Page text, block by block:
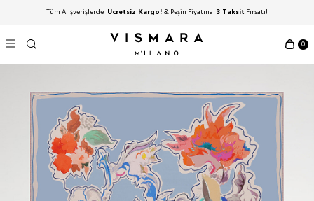
Tüm Alışverişlerde Ücretsiz Kargo!& Peşin Fiyatına 3 Taksit Fırsatı!
0